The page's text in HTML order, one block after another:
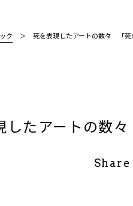
ク 死を表現したアートの数々 「死
したアートの数
Share